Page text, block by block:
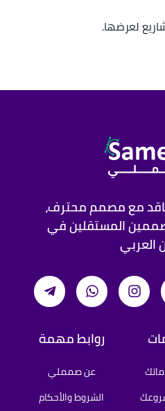
لعرضها.
مع مصمم محترف،
المستقلين في
العربي
روابط مهمة
عن صمملي
الشروط والأحكام